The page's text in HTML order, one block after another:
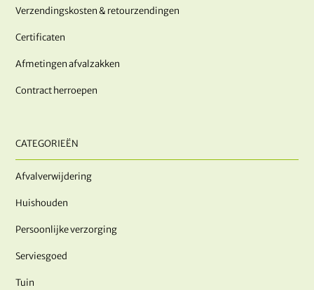
Verzendingskosten & retourzendingen
Certificaten
Afmetingen afvalzakken
Contract herroepen
CATEGORIEËN
Afvalverwijdering
Huishouden
Persoonlijke verzorging
Serviesgoed
Tuin